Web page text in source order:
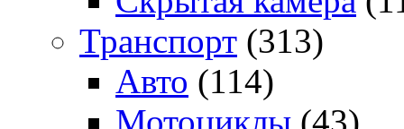
Транспорт (313)
Авто (114)
Мотоциклы (43)